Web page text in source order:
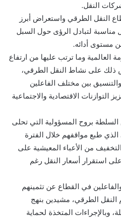
النقل.
النقل الطرقي واستعراض أبرز
مناسبة لتبادل الرؤى حول السبل
مستوى أدائه.
العالمية وما ترتب عليها من ارتفاع
ذلك على نشاط النقل الطرقي،
بين مختلف الفاعلين
التوازنات الاقتصادية والاجتماعية
بروح المسؤولية التي تحلى
الذي طبع مواقفهم خلال الفترة
من الأعباء المعيشية على
استقرار أسعار النقل رغم
في القطاع عن تثمينهم
النقل الطرقي، مشيدين بنهج
وبالإجراءات المتخذة لحماية